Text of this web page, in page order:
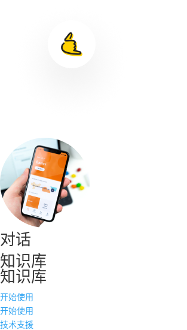
对话
知识库
知识库
开始使用
开始使用
技术支援